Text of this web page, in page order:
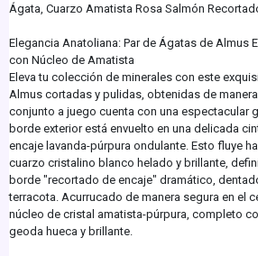
Ágata, Cuarzo Amatista Rosa Salmón
Elegancia Anatoliana: Par de Ágatas de Almus
con Núcleo de Amatista
Eleva tu colección de minerales con este
Almus cortadas y pulidas, obtenidas de
conjunto a juego cuenta con una espectacular
borde exterior está envuelto en una delicada
encaje lavanda-púrpura ondulante. Esto fluye
cuarzo cristalino blanco helado y brillante,
borde "recortado de encaje" dramático,
terracota. Acurrucado de manera segura en el
núcleo de cristal amatista-púrpura, completo
geoda hueca y brillante.